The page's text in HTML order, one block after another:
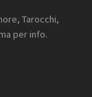
Tarocchi,
per info.